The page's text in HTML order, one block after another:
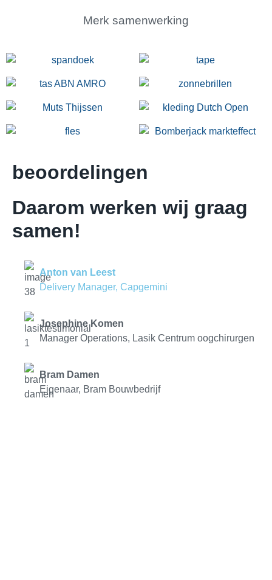
Merk samenwerking
beoordelingen
Daarom werken wij graag
samen!
Anton van Leest
Delivery Manager, Capgemini
Josephine Komen
Manager Operations, Lasik Centrum oogchirurgen
Bram Damen
Eigenaar, Bram Bouwbedrijf